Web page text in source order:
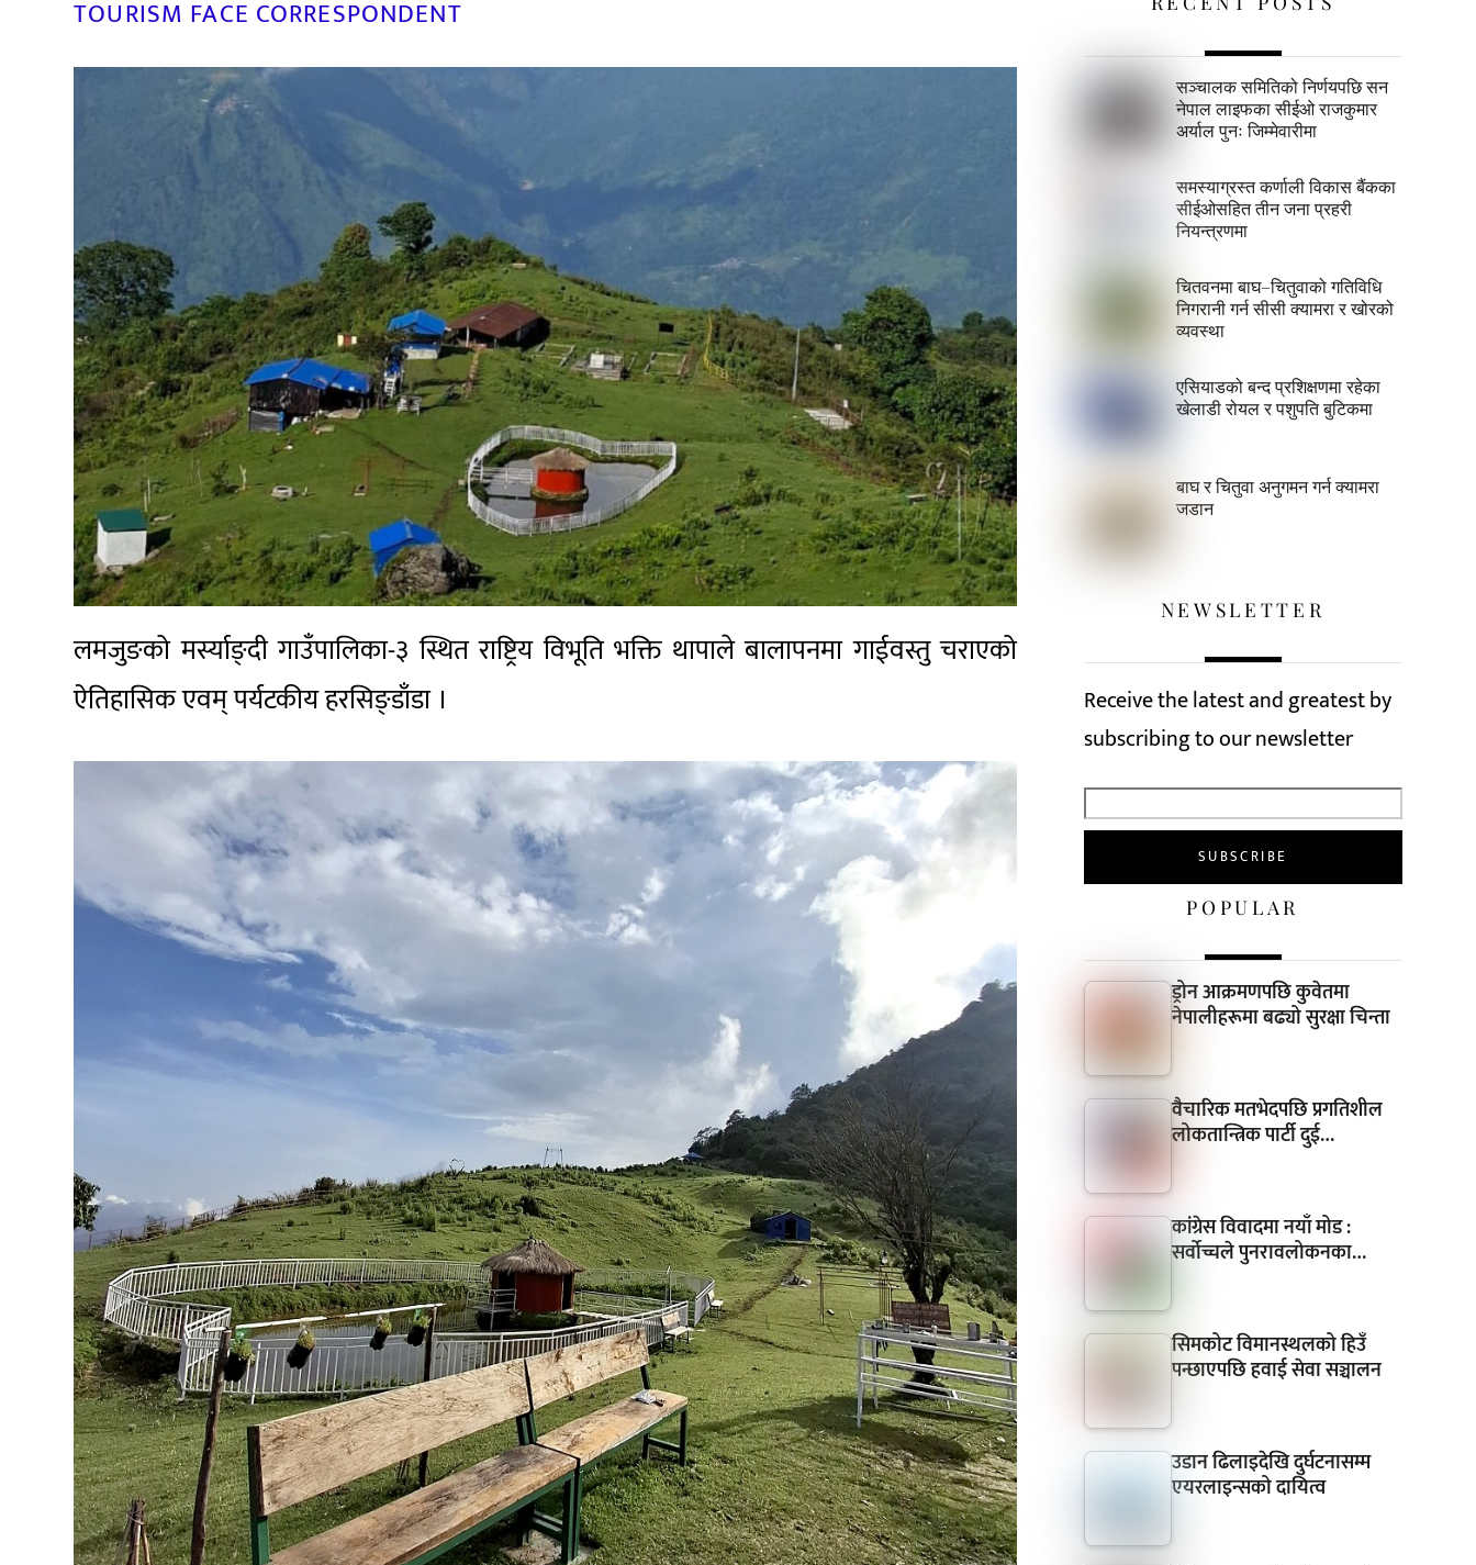
TOURISM FACE CORRESPONDENT
लमजुङको मर्स्याङ्दी गाउँपालिका-३ स्थित राष्ट्रिय विभूति भक्ति थापाले बालापनमा गाईवस्तु चराएको
ऐतिहासिक एवम् पर्यटकीय हरसिङ्डाँडा ।
सञ्चालक समितिको निर्णयपछि सन
नेपाल लाइफका सीईओ राजकुमार
अर्याल पुनः जिम्मेवारीमा
समस्याग्रस्त कर्णाली विकास बैंकका
सीईओसहित तीन जना प्रहरी
नियन्त्रणमा
चितवनमा बाघ–चितुवाको गतिविधि
निगरानी गर्न सीसी क्यामरा र खोरको
व्यवस्था
एसियाडको बन्द प्रशिक्षणमा रहेका
खेलाडी रोयल र पशुपति बुटिकमा
बाघ र चितुवा अनुगमन गर्न क्यामरा
जडान
NEWSLETTER
Receive the latest and greatest by
subscribing to our newsletter
POPULAR
ड्रोन आक्रमणपछि कुवेतमा
नेपालीहरूमा बढ्यो सुरक्षा चिन्ता
वैचारिक मतभेदपछि प्रगतिशील
लोकतान्त्रिक पार्टी दुई…
कांग्रेस विवादमा नयाँ मोड :
सर्वोच्चले पुनरावलोकनका…
सिमकोट विमानस्थलको हिउँ
पन्छाएपछि हवाई सेवा सञ्चालन
उडान ढिलाइदेखि दुर्घटनासम्म
एयरलाइन्सको दायित्व